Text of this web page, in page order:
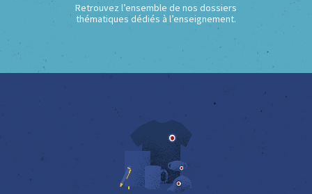
Retrouvez l’ensemble de nos dossiers
thématiques dédiés à l’enseignement.